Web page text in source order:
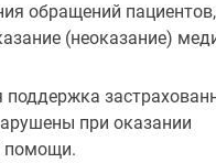
обращений
(неоказание)
поддержка
при оказании
помощи.